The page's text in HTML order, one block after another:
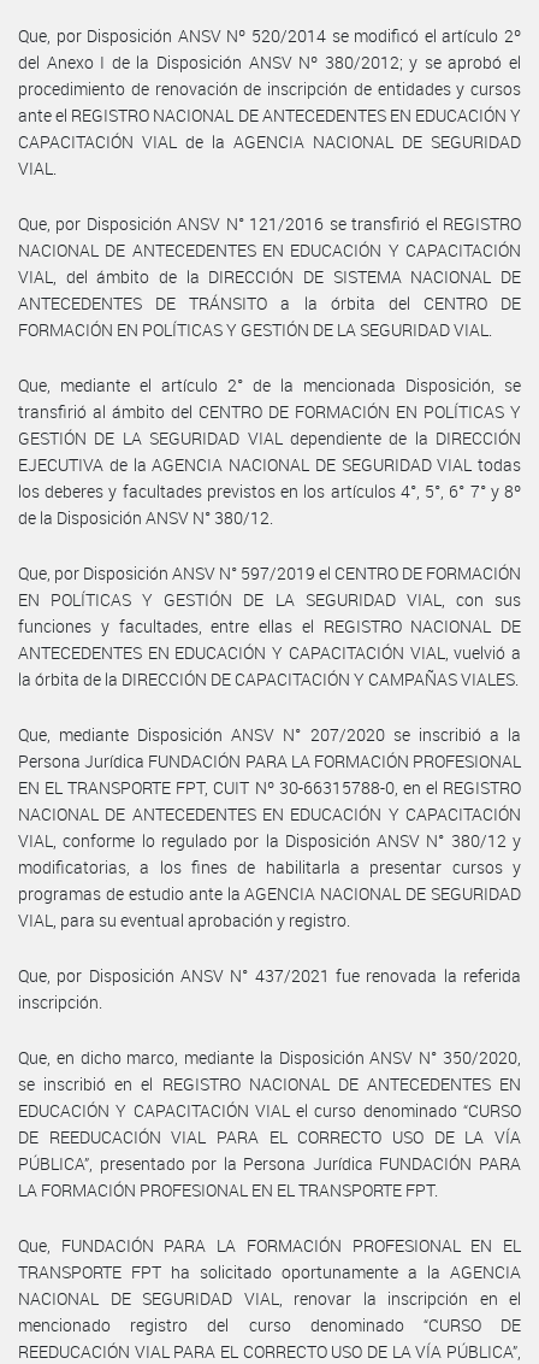
Que, por Disposición ANSV Nº 520/2014 se modificó el artículo 2º
del Anexo I de la Disposición ANSV Nº 380/2012; y se aprobó el
procedimiento de renovación de inscripción de entidades y cursos
ante el REGISTRO NACIONAL DE ANTECEDENTES EN EDUCACIÓN Y
CAPACITACIÓN VIAL de la AGENCIA NACIONAL DE SEGURIDAD
VIAL.
Que, por Disposición ANSV N° 121/2016 se transfirió el REGISTRO
NACIONAL DE ANTECEDENTES EN EDUCACIÓN Y CAPACITACIÓN
VIAL, del ámbito de la DIRECCIÓN DE SISTEMA NACIONAL DE
ANTECEDENTES DE TRÁNSITO a la órbita del CENTRO DE
FORMACIÓN EN POLÍTICAS Y GESTIÓN DE LA SEGURIDAD VIAL.
Que, mediante el artículo 2° de la mencionada Disposición, se
transfirió al ámbito del CENTRO DE FORMACIÓN EN POLÍTICAS Y
GESTIÓN DE LA SEGURIDAD VIAL dependiente de la DIRECCIÓN
EJECUTIVA de la AGENCIA NACIONAL DE SEGURIDAD VIAL todas
los deberes y facultades previstos en los artículos 4°, 5°, 6° 7° y 8º
de la Disposición ANSV N° 380/12.
Que, por Disposición ANSV N° 597/2019 el CENTRO DE FORMACIÓN
EN POLÍTICAS Y GESTIÓN DE LA SEGURIDAD VIAL, con sus
funciones y facultades, entre ellas el REGISTRO NACIONAL DE
ANTECEDENTES EN EDUCACIÓN Y CAPACITACIÓN VIAL, vuelvió a
la órbita de la DIRECCIÓN DE CAPACITACIÓN Y CAMPAÑAS VIALES.
Que, mediante Disposición ANSV N° 207/2020 se inscribió a la
Persona Jurídica FUNDACIÓN PARA LA FORMACIÓN PROFESIONAL
EN EL TRANSPORTE FPT, CUIT Nº 30-66315788-0, en el REGISTRO
NACIONAL DE ANTECEDENTES EN EDUCACIÓN Y CAPACITACIÓN
VIAL, conforme lo regulado por la Disposición ANSV N° 380/12 y
modificatorias, a los fines de habilitarla a presentar cursos y
programas de estudio ante la AGENCIA NACIONAL DE SEGURIDAD
VIAL, para su eventual aprobación y registro.
Que, por Disposición ANSV N° 437/2021 fue renovada la referida
inscripción.
Que, en dicho marco, mediante la Disposición ANSV N° 350/2020,
se inscribió en el REGISTRO NACIONAL DE ANTECEDENTES EN
EDUCACIÓN Y CAPACITACIÓN VIAL el curso denominado “CURSO
DE REEDUCACIÓN VIAL PARA EL CORRECTO USO DE LA VÍA
PÚBLICA”, presentado por la Persona Jurídica FUNDACIÓN PARA
LA FORMACIÓN PROFESIONAL EN EL TRANSPORTE FPT.
Que, FUNDACIÓN PARA LA FORMACIÓN PROFESIONAL EN EL
TRANSPORTE FPT ha solicitado oportunamente a la AGENCIA
NACIONAL DE SEGURIDAD VIAL, renovar la inscripción en el
mencionado registro del curso denominado “CURSO DE
REEDUCACIÓN VIAL PARA EL CORRECTO USO DE LA VÍA PÚBLICA”,